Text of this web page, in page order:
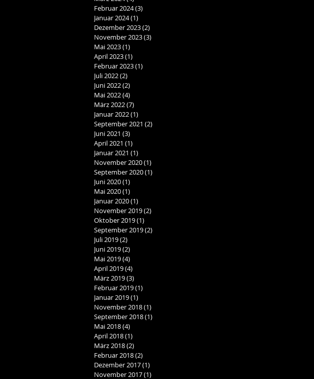
Februar 2024(3)
Januar 2024(1)
Dezember 2023(2)
November 2023(3)
Mai 2023(1)
April 2023(1)
Februar 2023(1)
Juli 2022(2)
Juni 2022(2)
Mai 2022(4)
März 2022(7)
Januar 2022(1)
September 2021 (2)
Juni 2021 (3)
April 2021 (1)
Januar 2021 (1)
November 2020(1)
September 2020(1)
Juni 2020(1)
Mai 2020(1)
Januar 2020(1)
November 2019(2)
Oktober 2019(1)
September 2019(2)
Juli 2019(2)
Juni 2019(2)
Mai 2019(4)
April 2019(4)
März 2019(3)
Februar 2019(1)
Januar 2019(1)
November 2018(1)
September 2018(1)
Mai 2018(4)
April 2018(1)
März 2018(2)
Februar 2018(2)
Dezember 2017(1)
November 2017(1)